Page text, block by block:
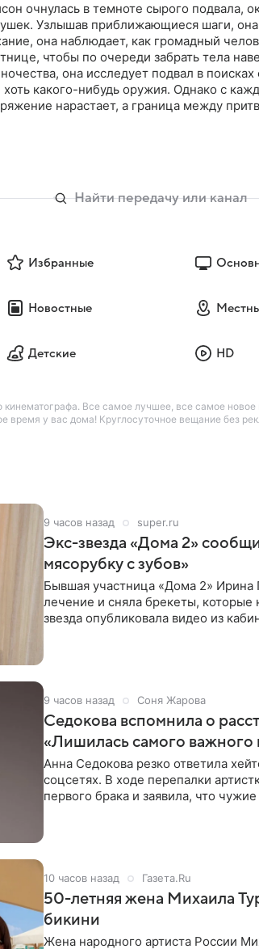
очнулась в темноте сырого подвала,
Узлышав приближающиеся шаги, она
она наблюдает, как громадный
чтобы по очереди забрать тела
она исследует подвал в
хоть какого-нибудь оружия. Однако с
нарастает, а граница между
Избранные
Новостные
Детские HD
Все самое лучшее, все самое
время у вас дома! Круглосуточное вещание без
9 часов назад super.ru
Экс-звезда «Дома 2»
мясорубку с зубов»
Бывшая участница «Дома 2» Ирина
лечение и сняла брекеты, которые
звезда опубликовала видео из
9 часов назад Соня Жарова
Седокова вспомнила о
«Лишилась самого важного
Анна Седокова резко ответила
соцсетях. В ходе перепалки
первого брака и заявила, что
10 часов назад Газета.Ru
50-летняя жена Михаила
бикини
Жена народного артиста России